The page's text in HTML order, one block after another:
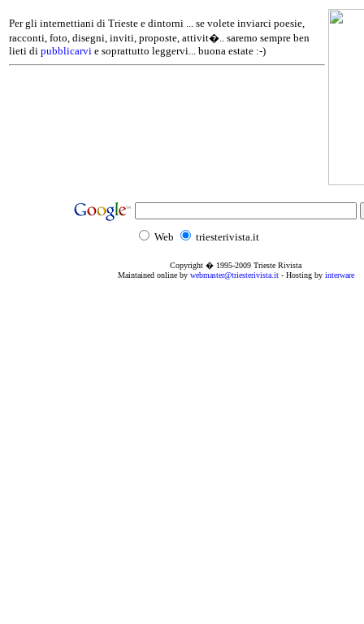
Per gli internettiani di Trieste e dintorni ... se volete inviarci poesie,
racconti, foto, disegni, inviti, proposte, attivit�.. saremo sempre ben
lieti di pubblicarvi e soprattutto leggervi... buona estate :-)
Web triesterivista.it
Copyright � 1995-2009 Trieste Rivista
Maintained online by webmaster@triesterivista.it- Hosting by interware